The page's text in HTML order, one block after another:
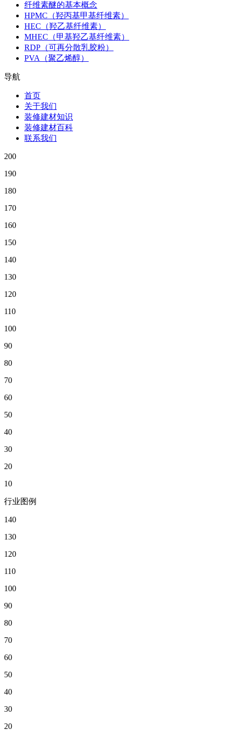
纤维素醚的基本概念
HPMC（羟丙基甲基纤维素）
HEC（羟乙基纤维素）
MHEC（甲基羟乙基纤维素）
RDP（可再分散乳胶粉）
PVA（聚乙烯醇）
导航
首页
关于我们
装修建材知识
装修建材百科
联系我们
200
190
180
170
160
150
140
130
120
110
100
90
80
70
60
50
40
30
20
10
行业图例
140
130
120
110
100
90
80
70
60
50
40
30
20